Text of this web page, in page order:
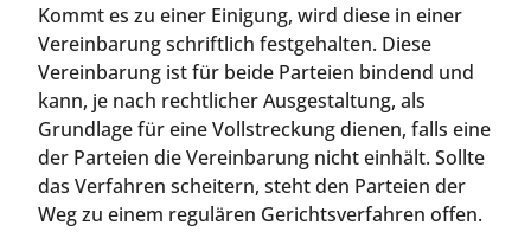
Kommt es zu einer Einigung, wird diese in einer
Vereinbarung schriftlich festgehalten. Diese
Vereinbarung ist für beide Parteien bindend und
kann, je nach rechtlicher Ausgestaltung, als
Grundlage für eine Vollstreckung dienen, falls eine
der Parteien die Vereinbarung nicht einhält. Sollte
das Verfahren scheitern, steht den Parteien der
Weg zu einem regulären Gerichtsverfahren offen.